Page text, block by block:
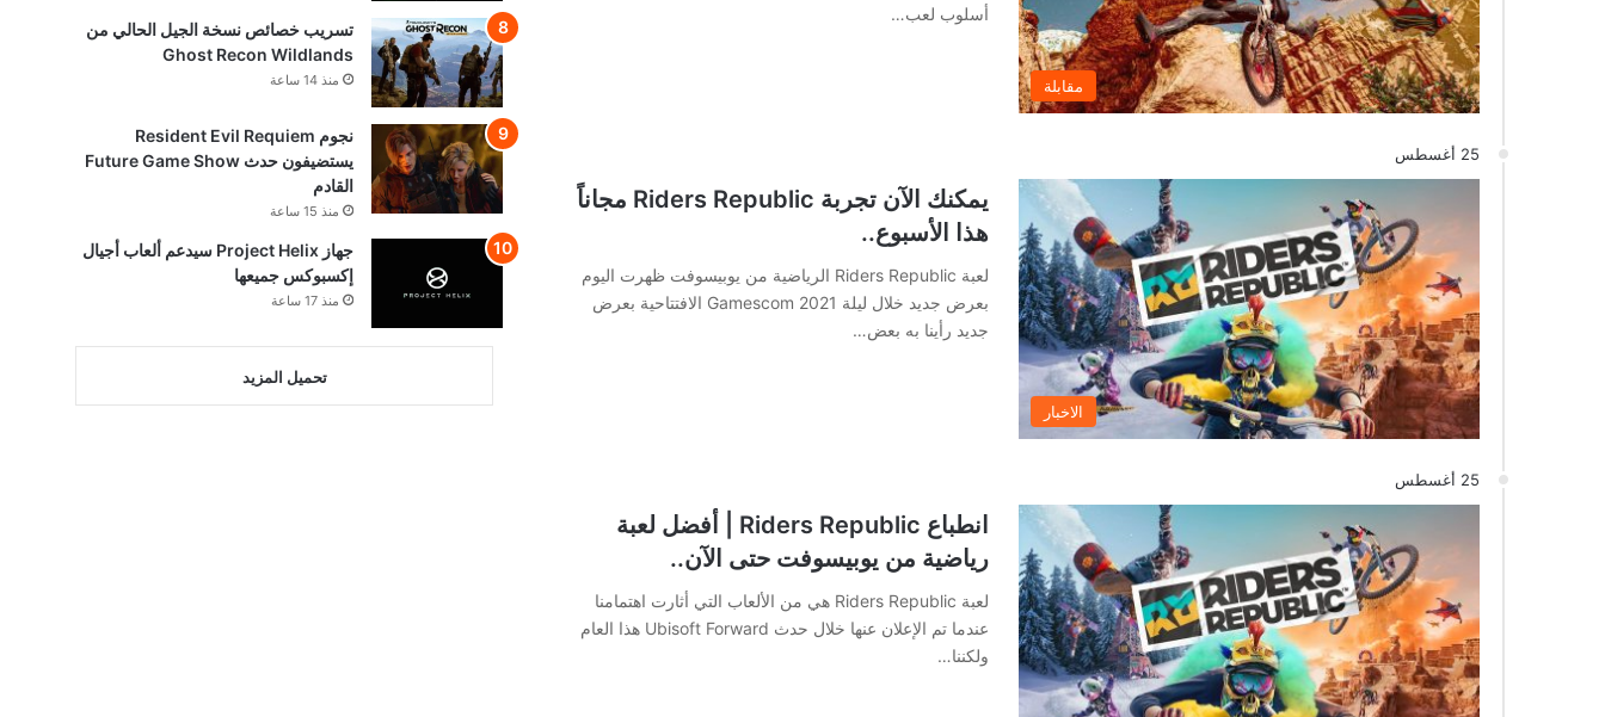
مقابلة
أسلوب لعب…
25 أغسطس
الاخبار
يمكنك الآن تجربة Riders Republic مجاناً
هذا الأسبوع..
لعبة Riders Republic الرياضية من يوبيسوفت ظهرت اليوم
بعرض جديد خلال ليلة Gamescom 2021 الافتتاحية بعرض
جديد رأينا به بعض…
25 أغسطس
انطباع Riders Republic | أفضل لعبة
رياضية من يوبيسوفت حتى الآن..
لعبة Riders Republic هي من الألعاب التي أثارت اهتمامنا
عندما تم الإعلان عنها خلال حدث Ubisoft Forward هذا العام
ولكننا…
تسريب خصائص نسخة الجيل الحالي من
Ghost Recon Wildlands
منذ 14 ساعة
نجوم Resident Evil Requiem
يستضيفون حدث Future Game Show
القادم
منذ 15 ساعة
جهاز Project Helix سيدعم ألعاب أجيال
إكسبوكس جميعها
منذ 17 ساعة
تحميل المزيد